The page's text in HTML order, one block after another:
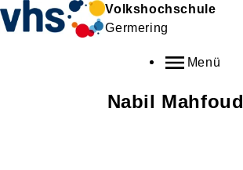
Volkshochschule
Germering
Menü
Nabil Mahfoud